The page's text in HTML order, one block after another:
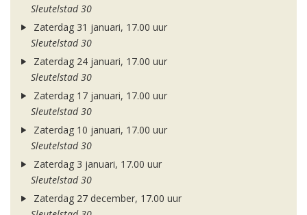
Sleutelstad 30
Zaterdag 31 januari, 17.00 uur
Sleutelstad 30
Zaterdag 24 januari, 17.00 uur
Sleutelstad 30
Zaterdag 17 januari, 17.00 uur
Sleutelstad 30
Zaterdag 10 januari, 17.00 uur
Sleutelstad 30
Zaterdag 3 januari, 17.00 uur
Sleutelstad 30
Zaterdag 27 december, 17.00 uur